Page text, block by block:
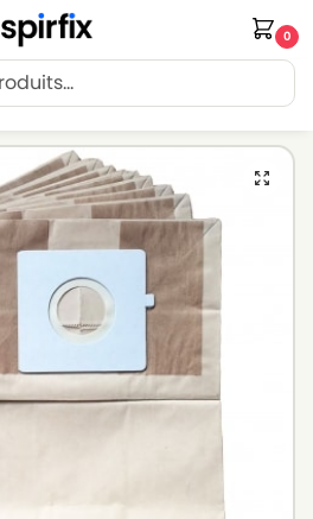
0
offerte dès 30€ d’achat.